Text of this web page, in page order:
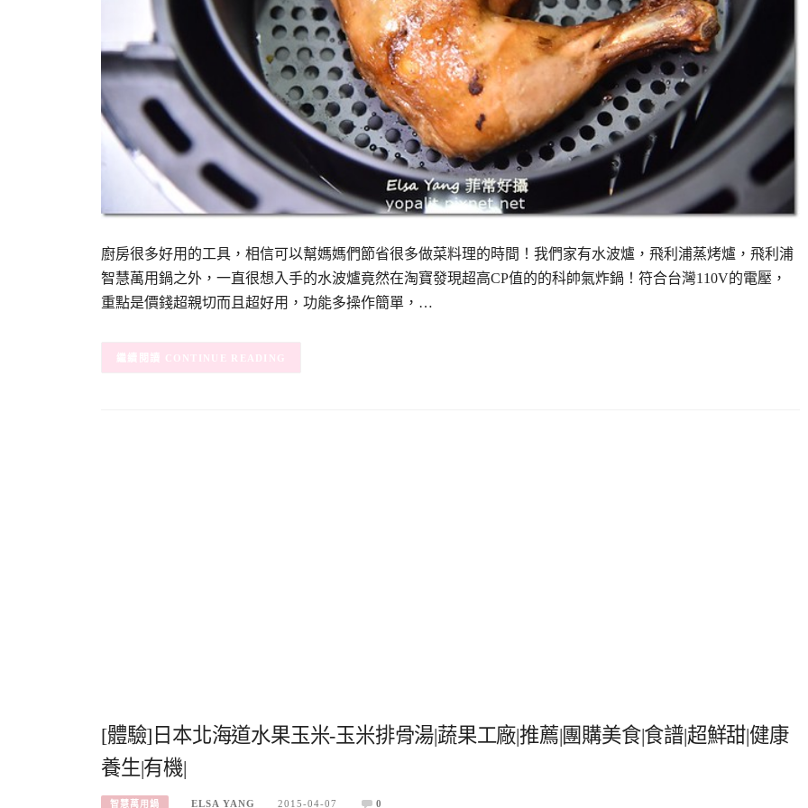
廚房很多好用的工具，相信可以幫媽媽們節省很多做菜料理的時間！我們家有水波爐，飛利浦蒸烤爐，飛利浦
智慧萬用鍋之外，一直很想入手的水波爐竟然在淘寶發現超高CP值的的科帥氣炸鍋！符合台灣110V的電壓，
重點是價錢超親切而且超好用，功能多操作簡單，…
CONTINUE READING
[體驗]日本北海道水果玉米-玉米排骨湯|蔬果工廠|推薦|團購美食|食譜|超鮮甜|健康
養生|有機|
智慧萬用鍋 ELSA YANG 2015-04-07 0